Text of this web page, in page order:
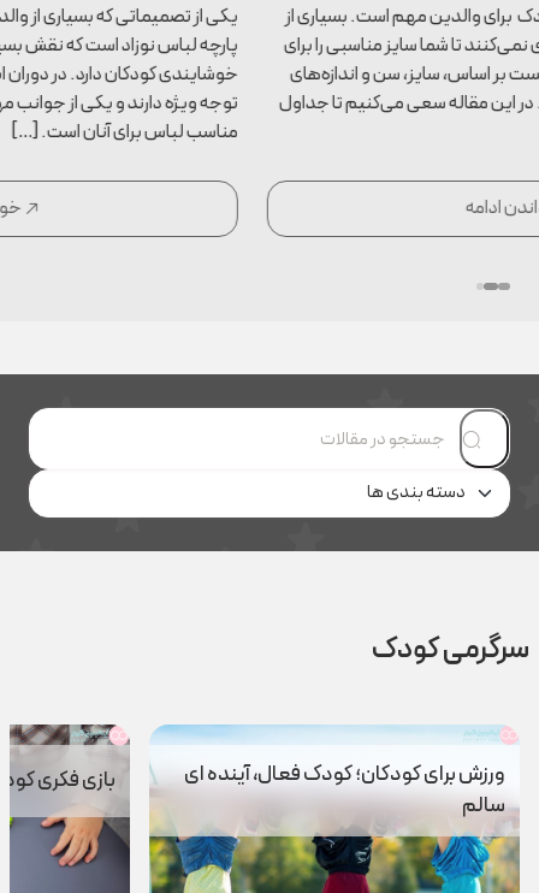
یکی از تصمیماتی که بسیاری از والدین به آن توجه کافی نمی‌کنند، انتخاب
پارچه لباس نوزاد است که نقش بسیار حیاتی در راحتی، سلامت و
خوشایندی کودکان دارد. در دوران ابتدایی زندگی، نوزادان نیاز به مراقبت و
توجه ویژه دارند و یکی از جوانب مهم در این راستا، انتخاب پارچه‌های
خواندن ادامه
سرگرمی کودک
ورزش برای کودکان؛ کودک فعال، آینده ای
سالم
بازی فکری